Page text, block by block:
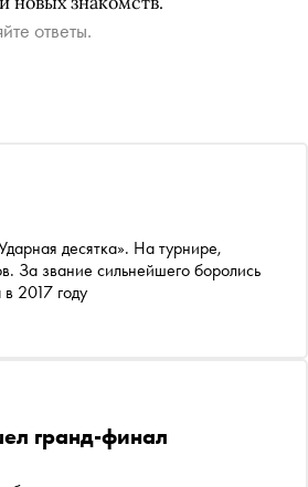
ответы.
десятка». На турнире,
За звание сильнейшего боролись
2017 году
гранд-финал